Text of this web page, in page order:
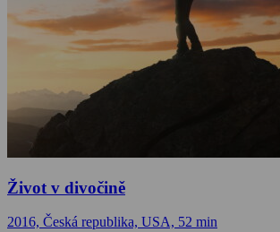
Život v divočině
2016, Česká republika, USA, 52 min